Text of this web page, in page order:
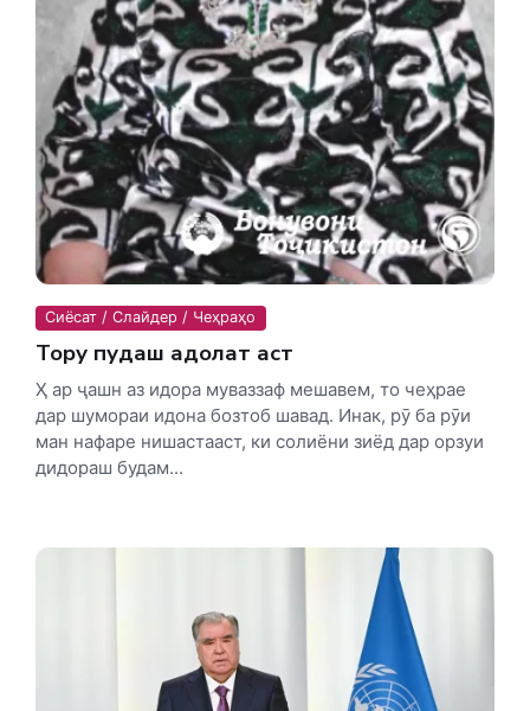
Сиёсат / Слайдер / Чеҳраҳо
Тору пудаш адолат аст
Ҳ ар ҷашн аз идора муваззаф мешавем, то чеҳрае
дар шумораи идона бозтоб шавад. Инак, рӯ ба рӯи
ман нафаре нишастааст, ки солиёни зиёд дар орзуи
дидораш будам...